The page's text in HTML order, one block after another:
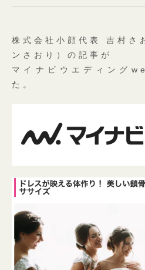
株式会社小顔代表 吉村さ
ンさおり）の記事が
マイナビウエディング
た。